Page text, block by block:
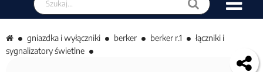
gniazdka i wyłączniki berker berker r.1
łączniki i
sygnalizatory świetlne